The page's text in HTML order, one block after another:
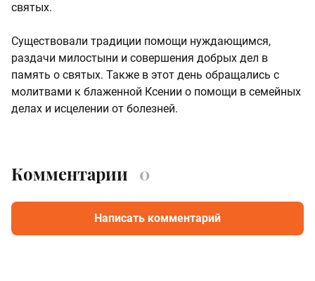
святых.
Существовали традиции помощи нуждающимся,
раздачи милостыни и совершения добрых дел в
память о святых. Также в этот день обращались с
молитвами к блаженной Ксении о помощи в семейных
делах и исцелении от болезней.
Комментарии 0
Написать комментарий